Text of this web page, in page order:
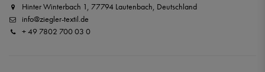
Hinter Winterbach 1, 77794 Lautenbach, Deutschland
info@ziegler-textil.de
+ 49 7802 700 03 0